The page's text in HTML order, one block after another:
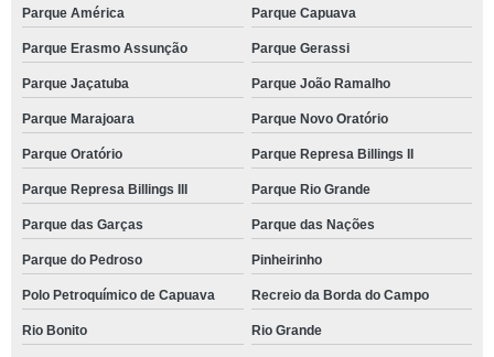
Parque América Parque Capuava
Parque Erasmo Assunção Parque Gerassi
Parque Jaçatuba Parque João Ramalho
Parque Marajoara Parque Novo Oratório
Parque Oratório Parque Represa Billings II
Parque Represa Billings III Parque Rio Grande
Parque das Garças Parque das Nações
Parque do Pedroso Pinheirinho
Polo Petroquímico de Capuava Recreio da Borda do Campo
Rio Bonito Rio Grande